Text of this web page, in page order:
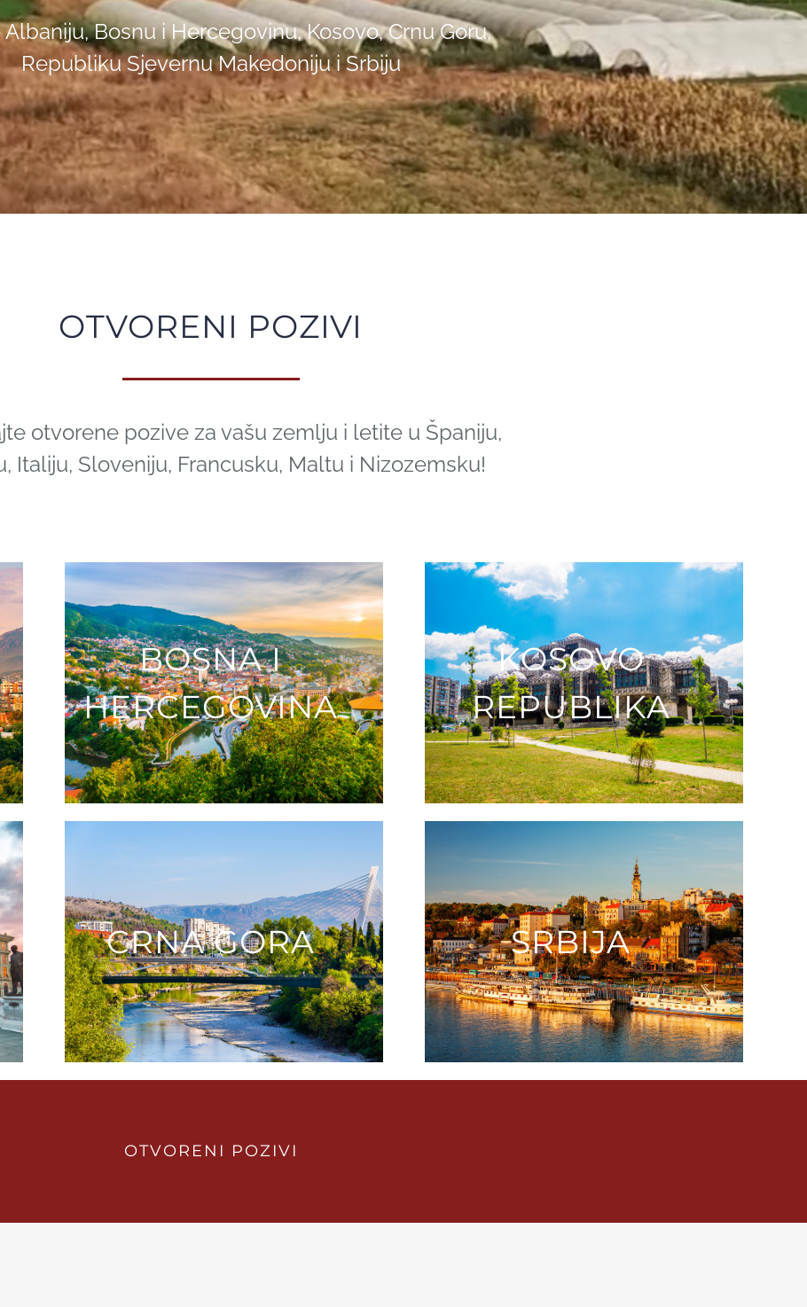
Bosnu i Hercegovinu, Kosovo, Crnu Goru,
Republiku Sjevernu Makedoniju i Srbiju
OTVORENI POZIVI
otvorene pozive za vašu zemlju i letite u Španiju,
Italiju, Sloveniju, Francusku, Maltu i Nizozemsku!
BOSNA I
HERCEGOVINA
KOSOVO
REPUBLIKA
CRNA GORA SRBIJA
OTVORENI POZIVI